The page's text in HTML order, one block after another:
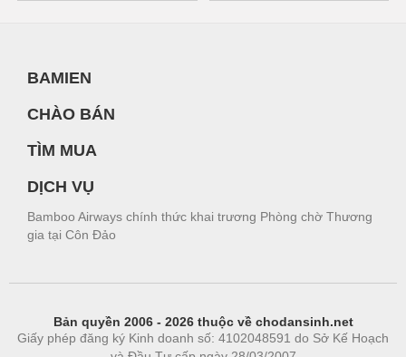
BAMIEN
CHÀO BÁN
TÌM MUA
DỊCH VỤ
Bamboo Airways chính thức khai trương Phòng chờ Thương
gia tại Côn Đảo
Bản quyền 2006 - 2026 thuộc về chodansinh.net
Giấy phép đăng ký Kinh doanh số: 4102048591 do Sở Kế Hoạch